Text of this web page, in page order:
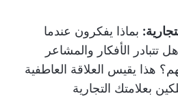
بماذا يفكرون عندما
الأفكار والمشاعر
هذا يقيس العلاقة العاطفية
بعلامتك التجارية